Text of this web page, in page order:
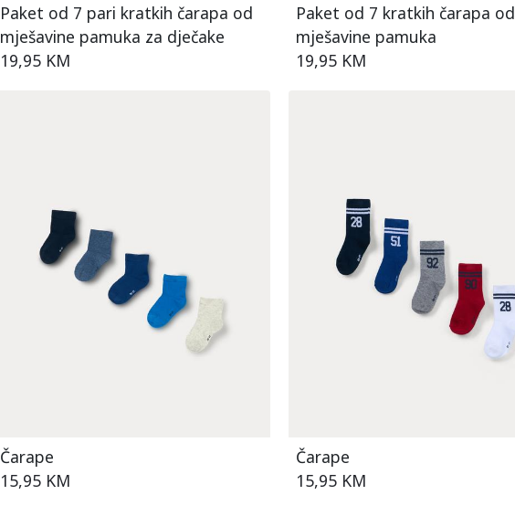
Paket od 7 pari kratkih čarapa od
mješavine pamuka za dječake
19,95 KM
Paket od 7 kratkih čarapa od
mješavine pamuka
19,95 KM
Čarape
15,95 KM
Čarape
15,95 KM